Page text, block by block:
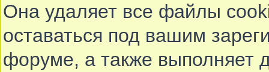
Она удаляет все файлы
оставаться под вашим
форуме, а также выполняет